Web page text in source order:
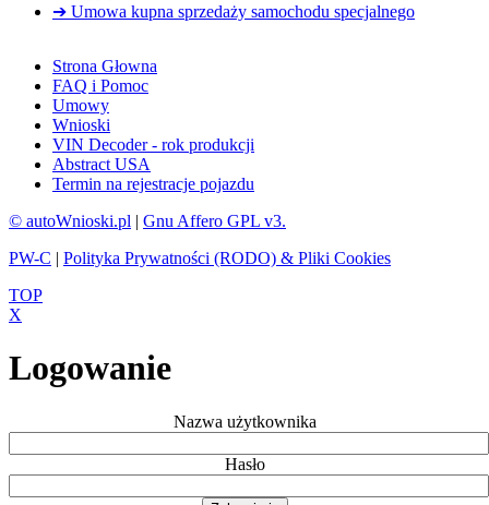
➔ Umowa kupna sprzedaży samochodu specjalnego
Strona Głowna
FAQ i Pomoc
Umowy
Wnioski
VIN Decoder - rok produkcji
Abstract USA
Termin na rejestracje pojazdu
© autoWnioski.pl | Gnu Affero GPL v3.
PW-C | Polityka Prywatności (RODO) & Pliki Cookies
TOP
X
Logowanie
Nazwa użytkownika
Hasło